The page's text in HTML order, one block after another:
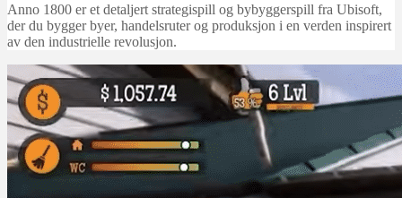
Anno 1800 er et detaljert strategispill og bybyggerspill fra Ubisoft,
der du bygger byer, handelsruter og produksjon i en verden inspirert
av den industrielle revolusjon.